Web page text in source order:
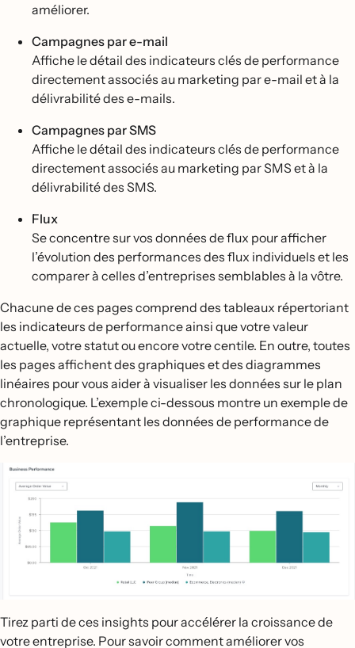
améliorer.
Campagnes par e-mail
Affiche le détail des indicateurs clés de performance
directement associés au marketing par e-mail et à la
délivrabilité des e-mails.
Campagnes par SMS
Affiche le détail des indicateurs clés de performance
directement associés au marketing par SMS et à la
délivrabilité des SMS.
Flux
Se concentre sur vos données de flux pour afficher
l’évolution des performances des flux individuels et les
comparer à celles d’entreprises semblables à la vôtre.
Chacune de ces pages comprend des tableaux répertoriant
les indicateurs de performance ainsi que votre valeur
actuelle, votre statut ou encore votre centile. En outre, toutes
les pages affichent des graphiques et des diagrammes
linéaires pour vous aider à visualiser les données sur le plan
chronologique. L’exemple ci-dessous montre un exemple de
graphique représentant les données de performance de
l’entreprise.
Tirez parti de ces insights pour accélérer la croissance de
votre entreprise. Pour savoir comment améliorer vos